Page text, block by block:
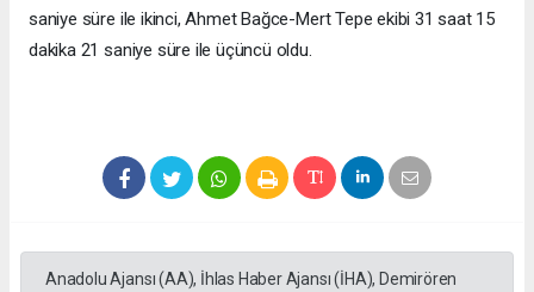
saniye süre ile ikinci, Ahmet Bağce-Mert Tepe ekibi 31 saat 15
dakika 21 saniye süre ile üçüncü oldu.
Anadolu Ajansı (AA), İhlas Haber Ajansı (İHA), Demirören